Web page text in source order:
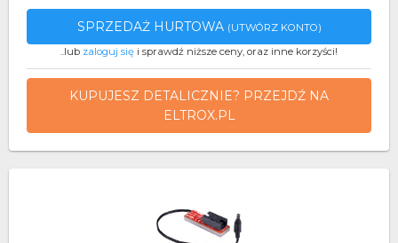
SPRZEDAŻ HURTOWA (UTWÓRZ KONTO)
..lub zaloguj się i sprawdź niższe ceny, oraz inne korzyści!
KUPUJESZ DETALICZNIE? PRZEJDŹ NA
ELTROX.PL